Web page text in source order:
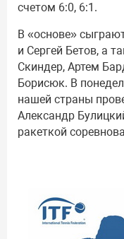
счетом 6:0, 6:1.
В «основе»
и Сергей Бетов, а
Скиндер, Артем
Борисюк. В
нашей страны
Александр
ракеткой